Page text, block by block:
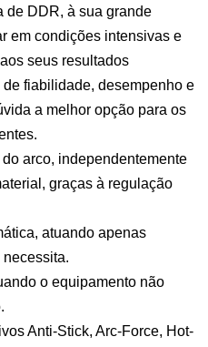
de DDR, à sua grande
em condições intensivas e
seus resultados
fiabilidade, desempenho e
a melhor opção para os
arco, independentemente
graças à regulação
atuando apenas
o equipamento não
Anti-Stick, Arc-Force, Hot-